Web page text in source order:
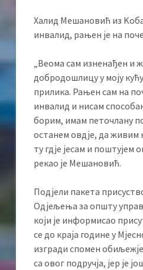
Халид Мешановић из
инвалид, рањен је на
„Веома сам изненађен и
добродошлицу у моју
прилика. Рањен сам на
инвалид и нисам
борим, имам петочлану
останем овдје, да
ту гдје јесам и поштујем
рекао је Мешановић.
Подјели пакета
Одјељења за општу
који је информисао
се до краја године у
изгради спомен
са овог подручја, јер је